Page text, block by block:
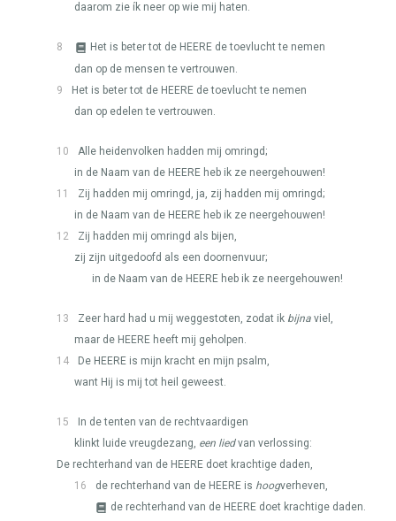
daarom zie ík neer op wie mij haten.
8 Het is beter tot de HEERE de toevlucht te nemen
dan op de mensen te vertrouwen.
9
Het is beter tot de HEERE de toevlucht te nemen
dan op edelen te vertrouwen.
10
Alle heidenvolken hadden mij omringd;
in de Naam van de HEERE heb ik ze neergehouwen!
11
Zij hadden mij omringd, ja, zij hadden mij omringd;
in de Naam van de HEERE heb ik ze neergehouwen!
12
Zij hadden mij omringd als bijen,
zij zijn uitgedoofd als een doornenvuur;
in de Naam van de HEERE heb ik ze neergehouwen!
13 Zeer hard had u mij weggestoten, zodat ik bijna viel,
maar de HEERE heeft mij geholpen.
14
De HEERE is mijn kracht en mijn psalm,
want Hij is mij tot heil geweest.
15
In de tenten van de rechtvaardigen
klinkt luide vreugdezang, een liedvan verlossing:
De rechterhand van de HEERE doet krachtige daden,
16
de rechterhand van de HEERE is hoogverheven,
de rechterhand van de HEERE doet krachtige daden.